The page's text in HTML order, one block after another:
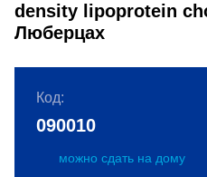
density lipoprotein
Люберцах
Код:
090010
можно сдать на дому